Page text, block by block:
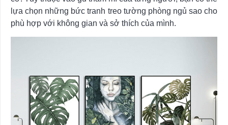
lựa chọn những bức tranh treo tường phòng ngủ sao cho
phù hợp với không gian và sở thích của mình.